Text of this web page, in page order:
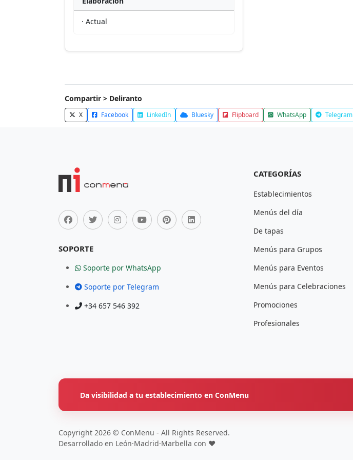
· Actual
Compartir > Deliranto
X Facebook LinkedIn Bluesky Flipboard WhatsApp Telegram
SOPORTE
Soporte por WhatsApp
Soporte por Telegram
+34 657 546 392
CATEGORÍAS
Establecimientos
Menús del día
De tapas
Menús para Grupos
Menús para Eventos
Menús para Celebraciones
Promociones
Profesionales
Da visibilidad a tu establecimiento en ConMenu
Copyright 2026 © ConMenu - All Rights Reserved.
Desarrollado en León·Madrid·Marbella con ❤️